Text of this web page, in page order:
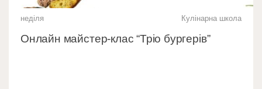
неділя Кулінарна школа
Онлайн майстер-клас “Тріо бургерів”